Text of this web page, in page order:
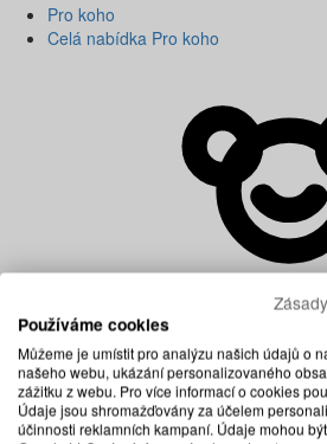
Pro koho
Celá nabídka Pro koho
Používáme cookies
Můžeme je umístit pro analýzu našich údajů o
našeho webu, ukázání personalizovaného
zážitku z webu. Pro více informací o cookies
Údaje jsou shromažďovány za účelem
účinnosti reklamních kampaní. Údaje mohou